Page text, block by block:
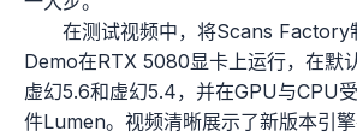
在测试视频中，将Scans Factory
Demo在RTX 5080显卡上运行，在默
虚幻5.6和虚幻5.4，并在GPU与CPU
件Lumen。视频清晰展示了新版本引